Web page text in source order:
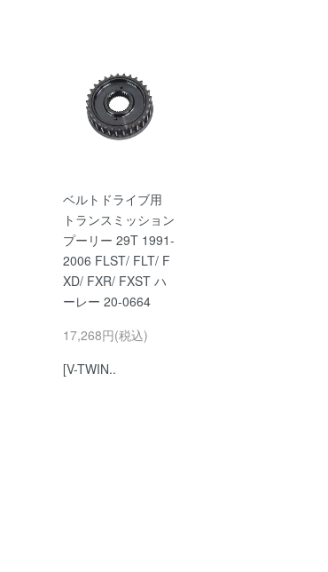
ベルトドライブ用
トランスミッション
プーリー 29T 1991-
2006 FLST/ FLT/ F
XD/ FXR/ FXST ハ
ーレー 20-0664
17,268円(税込)
[V-TWIN..